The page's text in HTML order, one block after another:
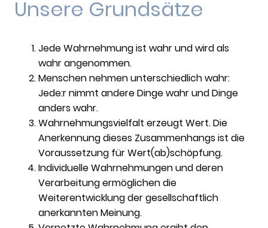
Unsere Grundsätze
Jede Wahrnehmung ist wahr und wird als
wahr angenommen.
Menschen nehmen unterschiedlich wahr:
Jede:r nimmt andere Dinge wahr und Dinge
anders wahr.
Wahrnehmungsvielfalt erzeugt Wert. Die
Anerkennung dieses Zusammenhangs ist die
Voraussetzung für Wert(ab)schöpfung.
Individuelle Wahrnehmungen und deren
Verarbeitung ermöglichen die
Weiterentwicklung der gesellschaftlich
anerkannten Meinung.